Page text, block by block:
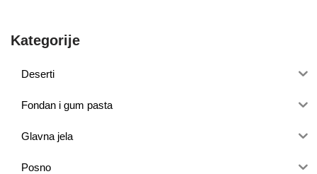
Kategorije
Deserti
Fondan i gum pasta
Glavna jela
Posno